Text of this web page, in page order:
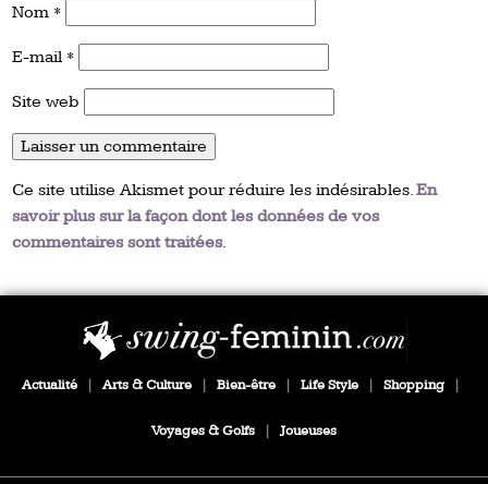
Nom *
E-mail *
Site web
Ce site utilise Akismet pour réduire les indésirables.En
savoir plus sur la façon dont les données de vos
commentaires sont traitées.
Actualité | Arts & Culture | Bien-être | Life Style | Shopping |
Voyages & Golfs | Joueuses